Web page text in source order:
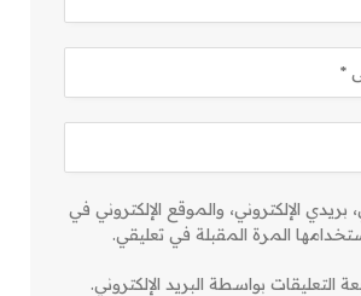
الإلكتروني، والموقع الإلكتروني في
المرة المقبلة في تعليقي.
التعليقات بواسطة البريد الإلكتروني.